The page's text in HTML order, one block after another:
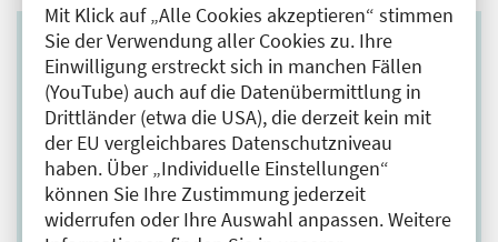
Mit Klick auf „Alle Cookies akzeptieren“ stimmen
Sie der Verwendung aller Cookies zu. Ihre
Einwilligung erstreckt sich in manchen Fällen
(YouTube) auch auf die Datenübermittlung in
Drittländer (etwa die USA), die derzeit kein mit
der EU vergleichbares Datenschutzniveau
haben. Über „Individuelle Einstellungen“
können Sie Ihre Zustimmung jederzeit
widerrufen oder Ihre Auswahl anpassen. Weitere
Sie haben Interesse an einem
Weiterbildungs-verbund?
Die KoStA für Berlin unterstützt Weiterbildungs­
befugte, sich zu allgemein­medizinischen